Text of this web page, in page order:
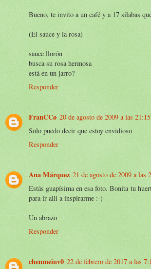
Bueno, te invito a un café y a 17 sílabas
(El sauce y la rosa)
sauce llorón
busca su rosa hermosa
está en un jarro?
Responder
FranCCø 20 de agosto de 2009 a las 21:15
Solo puedo decir que estoy envidioso
Responder
Ana Márquez 21 de agosto de 2009 a las
Estás guapísima en esa foto. Bonita tu
para ir allí a inspirarme :-)
Un abrazo
Responder
chenmeinv0 22 de febrero de 2017 a las